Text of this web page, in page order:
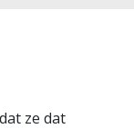
ze dat